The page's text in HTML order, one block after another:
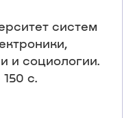
систем
и социологии.
с.